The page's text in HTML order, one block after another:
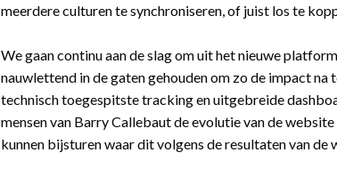
meerdere culturen te synchroniseren, of juist los te
We gaan continu aan de slag om uit het nieuwe
nauwlettend in de gaten gehouden om zo de impact
technisch toegespitste tracking en uitgebreide
mensen van Barry Callebaut de evolutie van de
kunnen bijsturen waar dit volgens de resultaten van